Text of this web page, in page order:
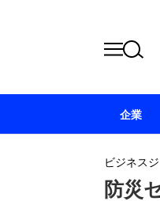
ビジネス
防災
企業